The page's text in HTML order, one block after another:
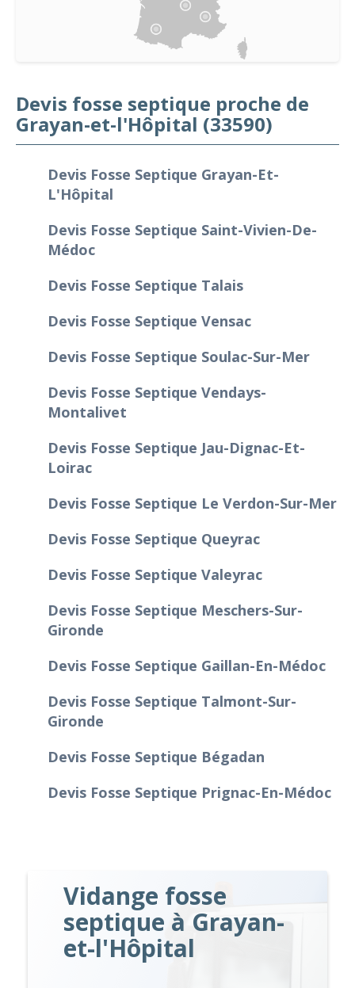
Devis fosse septique proche de
Grayan-et-l'Hôpital (33590)
Devis Fosse Septique Grayan-Et-
L'Hôpital
Devis Fosse Septique Saint-Vivien-De-
Médoc
Devis Fosse Septique Talais
Devis Fosse Septique Vensac
Devis Fosse Septique Soulac-Sur-Mer
Devis Fosse Septique Vendays-
Montalivet
Devis Fosse Septique Jau-Dignac-Et-
Loirac
Devis Fosse Septique Le Verdon-Sur-Mer
Devis Fosse Septique Queyrac
Devis Fosse Septique Valeyrac
Devis Fosse Septique Meschers-Sur-
Gironde
Devis Fosse Septique Gaillan-En-Médoc
Devis Fosse Septique Talmont-Sur-
Gironde
Devis Fosse Septique Bégadan
Devis Fosse Septique Prignac-En-Médoc
Vidange fosse
septique à Grayan-
et-l'Hôpital